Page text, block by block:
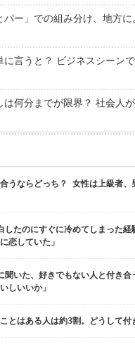
パー」での組み分け、地方に
に言うと？ ビジネスシーン
は何分までが限界？ 社会人
うならどっち？ 女性は上級者、
たのにすぐに冷めてしまった経
恋していた」
いた、好きでもない人と付き合
しいいか」
とはある人は約3割。どうして付